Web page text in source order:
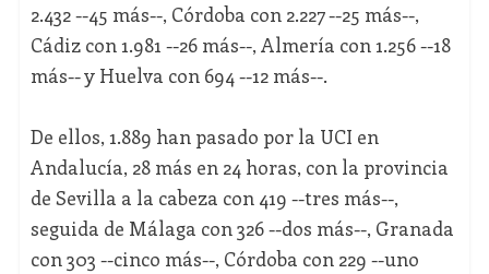
2.432 --45 más--, Córdoba con 2.227 --25 más--,
Cádiz con 1.981 --26 más--, Almería con 1.256 --18
más-- y Huelva con 694 --12 más--.
De ellos, 1.889 han pasado por la UCI en
Andalucía, 28 más en 24 horas, con la provincia
de Sevilla a la cabeza con 419 --tres más--,
seguida de Málaga con 326 --dos más--, Granada
con 303 --cinco más--, Córdoba con 229 --uno